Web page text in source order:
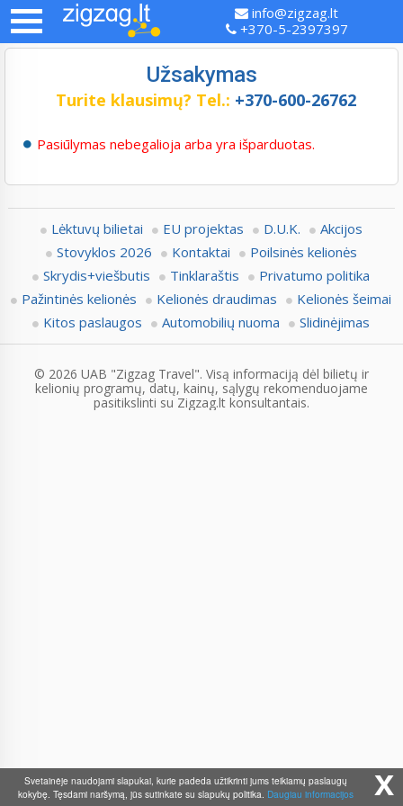
info@zigzag.lt
+370-5-2397397
Užsakymas
Turite klausimų? Tel.: +370-600-26762
Pasiūlymas nebegalioja arba yra išparduotas.
Lėktuvų bilietai EU projektas D.U.K.
Akcijos
Stovyklos 2026
Kontaktai
Poilsinės kelionės
Skrydis+viešbutis
Tinklaraštis
Privatumo politika
Pažintinės kelionės
Kelionės draudimas
Kelionės šeimai
Kitos paslaugos
Automobilių nuoma Slidinėjimas
© 2026 UAB "Zigzag Travel". Visą informaciją dėl bilietų ir
kelionių programų, datų, kainų, sąlygų rekomenduojame
pasitikslinti su Zigzag.lt konsultantais.
x
Svetainėje naudojami slapukai, kurie padeda užtikrinti jums teikiamų paslaugų
kokybę. Tęsdami naršymą, jūs sutinkate su slapukų politika. Daugiau informacijos